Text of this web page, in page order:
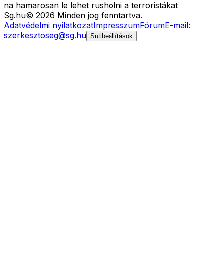
na hamarosan le lehet rusholni a terroristákat
Sg.hu© 2026 Minden jog fenntartva.
Adatvédelmi nyilatkozatImpresszumFórumE-mail:
szerkesztoseg@sg.hu Sütibeállítások